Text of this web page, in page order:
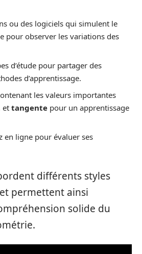
ou des logiciels qui simulent le
pour observer les variations des
d’étude pour partager des
d’apprentissage.
les valeurs importantes
et tangente pour un apprentissage
en ligne pour évaluer ses
différents styles
permettent ainsi
solide du